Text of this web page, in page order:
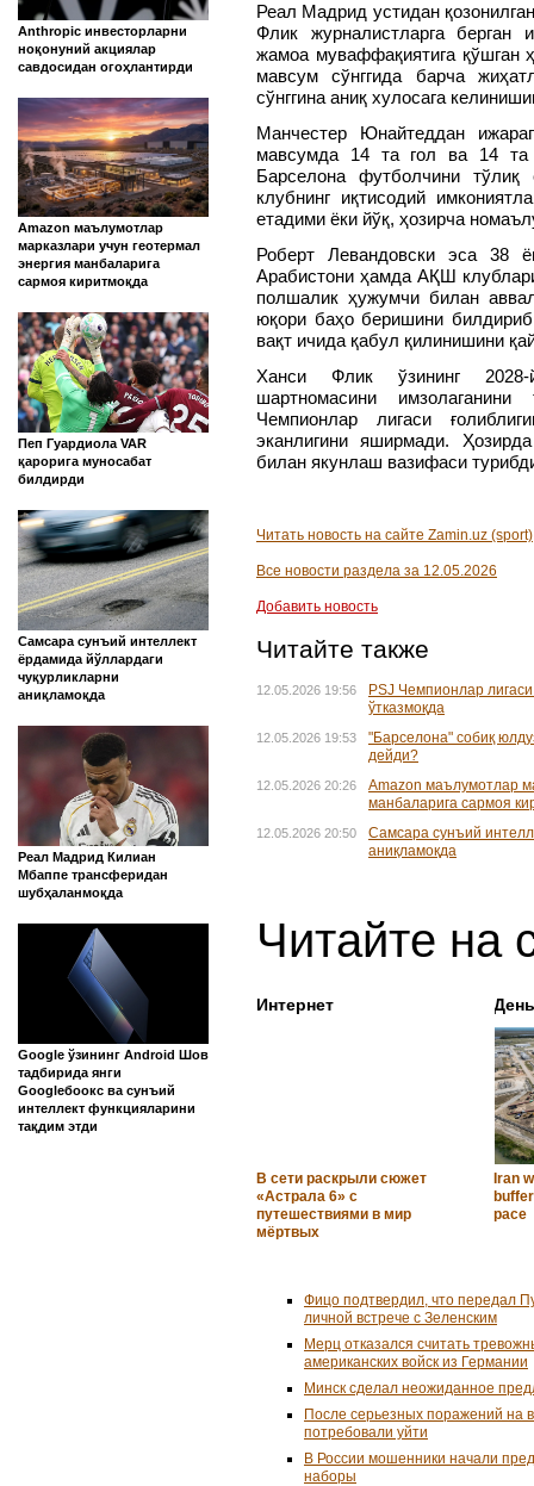
Anthropic инвесторларни
ноқонуний акциялар
савдосидан огоҳлантирди
Amazon маълумотлар
марказлари учун геотермал
энергия манбаларига
сармоя киритмоқда
Пеп Гуардиола VAR
қарорига муносабат
билдирди
Самсара сунъий интеллект
ёрдамида йўллардаги
чуқурликларни
аниқламоқда
Реал Мадрид Килиан
Мбаппе трансферидан
шубҳаланмоқда
Google ўзининг Android Шов
тадбирида янги
Googleбоокс ва сунъий
интеллект функцияларини
тақдим этди
Реал Мадрид устидан
Флик журналистларга берган
жамоа муваффақиятига қўшган
мавсум сўнггида барча
сўнггина аниқ хулосага
Манчестер Юнайтеддан
мавсумда 14 та гол ва 14 та
Барселона футболчини
клубнинг иқтисодий
етадими ёки йўқ, ҳозирча
Роберт Левандовски эса 38
Арабистони ҳамда АҚШ
полшалик ҳужумчи билан
юқори баҳо беришини
вақт ичида қабул қилинишини
Ханси Флик ўзининг 2028-
шартномасини
Чемпионлар лигаси
эканлигини яширмади.
билан якунлаш вазифаси
Читать новость на сайте Zamin.uz (sport)
Все новости раздела за 12.05.2026
Добавить новость
Читайте также
12.05.2026 19:56
PSJ Чемпионлар
ўтказмоқда
12.05.2026 19:53
"Барселона" собиқ
дейди?
12.05.2026 20:26
Amazon маълумотлар
манбаларига сармоя
12.05.2026 20:50
Самсара сунъий
аниқламоқда
Читайте на
Интернет
В сети раскрыли сюжет
«Астрала 6» с
путешествиями в мир
мёртвых
Iran
pace
Фицо подтвердил, что передал
личной встрече с Зеленским
Мерц отказался считать
американских войск из Германии
Минск сделал неожиданное
После серьезных поражений на
потребовали уйти
В России мошенники начали
наборы